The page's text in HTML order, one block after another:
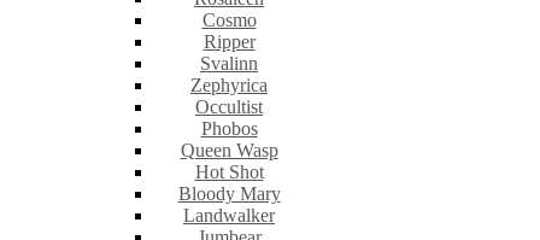
Cosmo
Ripper
Svalinn
Zephyrica
Occultist
Phobos
Queen Wasp
Hot Shot
Bloody Mary
Landwalker